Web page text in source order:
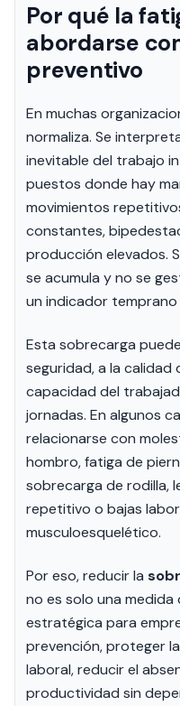
Por qué la
abordarse
preventivo
En muchas
normaliza. Se
inevitable del trabajo
puestos donde hay
movimientos
constantes,
producción elevados.
se acumula y no se
un indicador
Esta sobrecarga
seguridad, a la calidad
capacidad del
jornadas. En algunos
relacionarse con
hombro, fatiga de
sobrecarga de rodilla,
repetitivo o bajas
musculoesquelético.
Por eso, reducir la
no es solo una medida
estratégica para
prevención, proteger
laboral, reducir el
productividad sin